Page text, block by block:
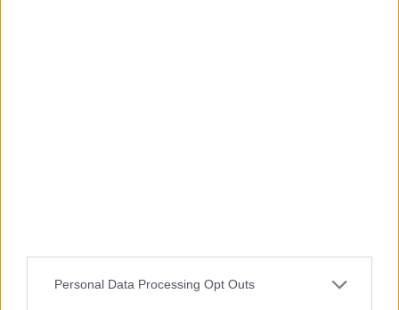
Personal Data Processing Opt Outs